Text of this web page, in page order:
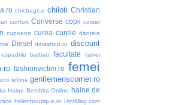
chicbags.o chiloti Christian
confort Converse copii corset
cupoane curea curele dantela
Diesel dinashop.ro discount
espadrile barbati facultate famei
fashionvictim.ro femei
ieftine gentlemenscorner.ro
Haine Bershka Online haine de
helenboutique.ro HintMag.com